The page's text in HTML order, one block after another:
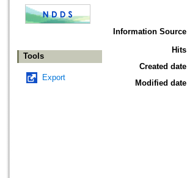
Tools
Export
Information Source
Hits
Created date
Modified date